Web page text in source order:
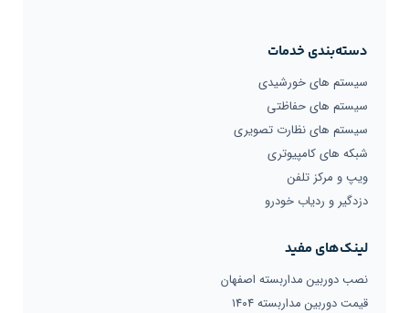
دسته‌بندی خدمات
سیستم های خورشیدی
سیستم های حفاظتی
سیستم های نظارت تصویری
شبکه های کامپیوتری
ویپ و مرکز تلفن
دزدگیر و ردیاب خودرو
لینک‌های مفید
نصب دوربین مداربسته اصفهان
قیمت دوربین مداربسته ۱۴۰۴